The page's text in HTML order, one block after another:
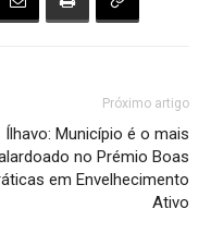
Próximo artigo
Ílhavo: Município é o mais
no Prémio Boas
em Envelhecimento
Ativo